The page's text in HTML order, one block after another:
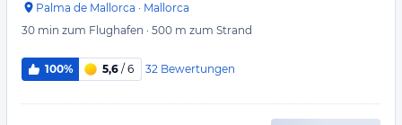
Palma de Mallorca · Mallorca
30 min zum Flughafen · 500 m zum Strand
100% 5,6 / 6 32 Bewertungen